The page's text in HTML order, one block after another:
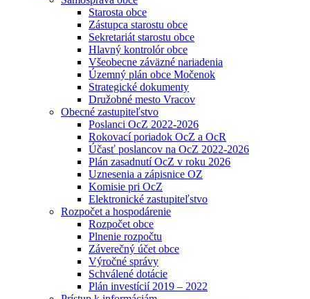
Starosta obce
Zástupca starostu obce
Sekretariát starostu obce
Hlavný kontrolór obce
Všeobecne záväzné nariadenia
Územný plán obce Močenok
Strategické dokumenty
Družobné mesto Vracov
Obecné zastupiteľstvo
Poslanci OcZ 2022-2026
Rokovací poriadok OcZ a OcR
Účasť poslancov na OcZ 2022-2026
Plán zasadnutí OcZ v roku 2026
Uznesenia a zápisnice OZ
Komisie pri OcZ
Elektronické zastupiteľstvo
Rozpočet a hospodárenie
Rozpočet obce
Plnenie rozpočtu
Záverečný účet obce
Výročné správy
Schválené dotácie
Plán investícií 2019 – 2022